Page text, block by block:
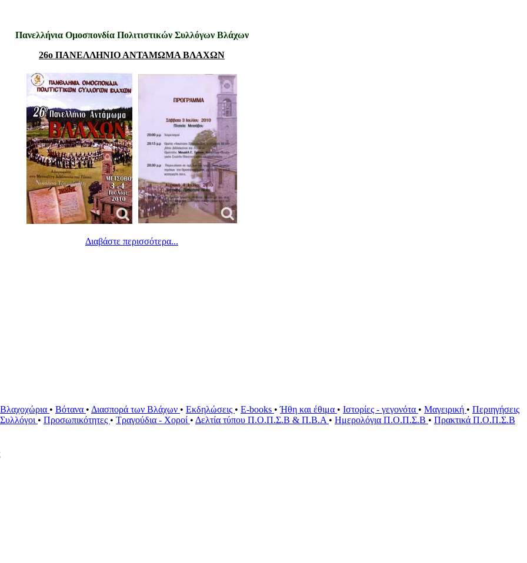
Πανελλήνια Ομοσπονδία Πολιτιστικών Συλλόγων Βλάχων
26ο ΠΑΝΕΛΛΗΝΙΟ ΑΝΤΑΜΩΜΑ ΒΛΑΧΩΝ
Διαβάστε περισσότερα...
Βλαχοχώρια • Βότανα • Διασπορά των Βλάχων • Εκδηλώσεις • E-books •Ήθη και έθιμα • Ιστορίες - γεγονότα • Μαγειρική • Περιηγήσεις
• Προσωπικότητες • Τραγούδια - Χοροί • Δελτία τύπου Π.Ο.Π.Σ.Β & Π.Β.Α • Ημερολόγια Π.Ο.Π.Σ.Β • Πρακτικά Π.Ο.Π.Σ.Β